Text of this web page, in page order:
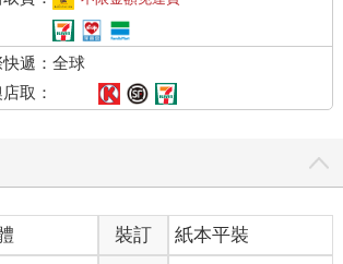
快遞：全球
取：
裝訂
紙本平裝